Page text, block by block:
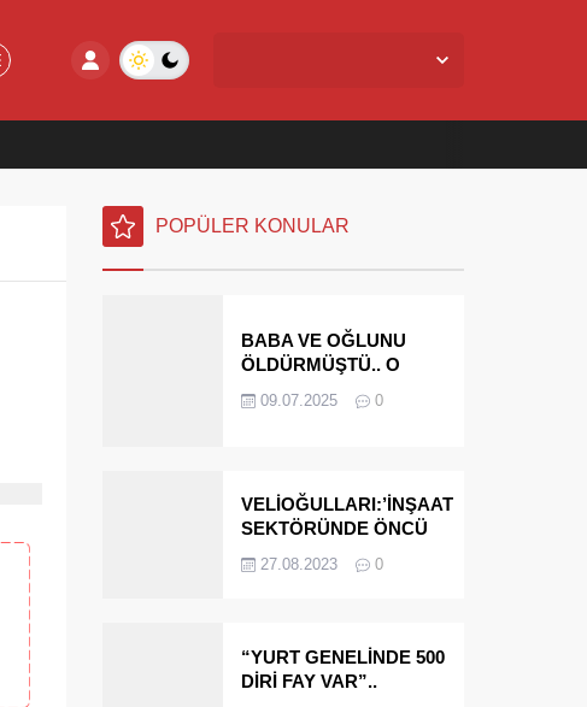
POPÜLER KONULAR
BABA VE OĞLUNU
ÖLDÜRMÜŞTÜ.. O
MİRASÇILARI
09.07.2025 0
VELİOĞULLARI:’İNŞAAT
SEKTÖRÜNDE ÖNCÜ
EDECEĞİZ’
27.08.2023 0
“YURT GENELİNDE 500
DİRİ FAY VAR”..